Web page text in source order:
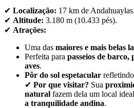
✔ Localização: 17 km de Andahuaylas.
✔ Altitude: 3.180 m (10.433 pés).
✔ Atrações:
Uma das maiores e mais belas
Perfeita para passeios de barco,
aves.
Pôr do sol espetacular
✔ Por que visitar? Sua
natural fazem dela um local
a tranquilidade andina.